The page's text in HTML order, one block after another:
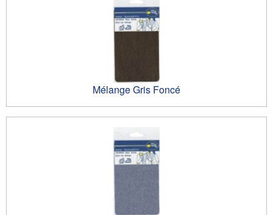
Mélange Gris Foncé